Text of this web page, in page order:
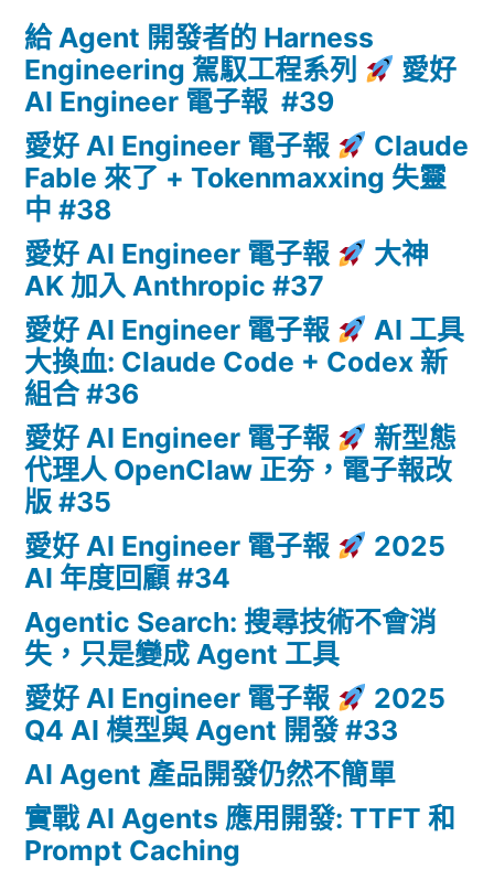
給 Agent 開發者的 Harness
Engineering 駕馭工程系列
愛好
AI Engineer 電子報 #39
愛好 AI Engineer 電子報
Claude
Fable 來了 + Tokenmaxxing 失靈
中 #38
愛好 AI Engineer 電子報
大神
AK 加入 Anthropic #37
愛好 AI Engineer 電子報
AI 工具
大換血: Claude Code + Codex 新
組合 #36
愛好 AI Engineer 電子報
新型態
代理人 OpenClaw 正夯，電子報改
版 #35
愛好 AI Engineer 電子報
2025
AI 年度回顧 #34
Agentic Search: 搜尋技術不會消
失，只是變成 Agent 工具
愛好 AI Engineer 電子報
2025
Q4 AI 模型與 Agent 開發 #33
AI Agent 產品開發仍然不簡單
實戰 AI Agents 應用開發: TTFT 和
Prompt Caching